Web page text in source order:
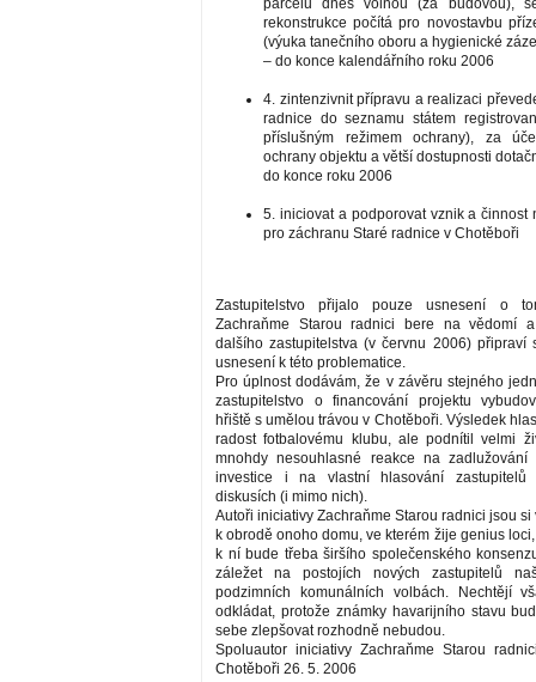
parcelu dnes volnou (za budovou),
rekonstrukce počítá pro novostavbu
(výuka tanečního oboru a hygienické
– do konce kalendářního roku 2006
4. zintenzivnit přípravu a realizaci
radnice do seznamu státem
příslušným režimem ochrany), za
ochrany objektu a větší dostupnosti
do konce roku 2006
5. iniciovat a podporovat vznik a činnost
pro záchranu Staré radnice v Chotěboři
Zastupitelstvo přijalo pouze usnesení o
Zachraňme Starou radnici bere na vědomí
dalšího zastupitelstva (v červnu 2006) připraví
usnesení k této problematice.
Pro úplnost dodávám, že v závěru stejného
zastupitelstvo o financování projektu
hřiště s umělou trávou v Chotěboři. Výsledek
radost fotbalovému klubu, ale podnítil velmi
mnohdy nesouhlasné reakce na zadlužování
investice i na vlastní hlasování zastupitelů
diskusích (i mimo nich).
Autoři iniciativy Zachraňme Starou radnici jsou si
k obrodě onoho domu, ve kterém žije genius
k ní bude třeba širšího společenského
záležet na postojích nových zastupitelů
podzimních komunálních volbách. Nechtějí
odkládat, protože známky havarijního stavu
sebe zlepšovat rozhodně nebudou.
Spoluautor iniciativy Zachraňme Starou
Chotěboři 26. 5. 2006